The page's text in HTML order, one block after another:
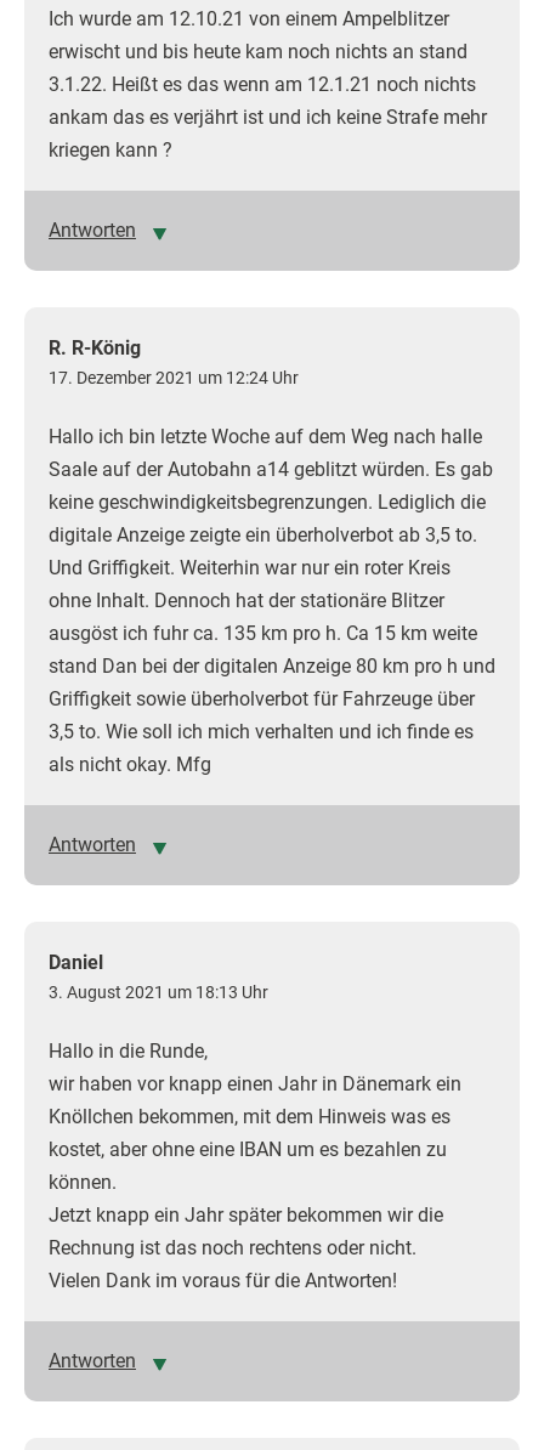
Ich wurde am 12.10.21 von einem Ampelblitzer
erwischt und bis heute kam noch nichts an stand
3.1.22. Heißt es das wenn am 12.1.21 noch nichts
ankam das es verjährt ist und ich keine Strafe mehr
kriegen kann ?
Antworten
R. R-König
17. Dezember 2021 um 12:24 Uhr
Hallo ich bin letzte Woche auf dem Weg nach halle
Saale auf der Autobahn a14 geblitzt würden. Es gab
keine geschwindigkeitsbegrenzungen. Lediglich die
digitale Anzeige zeigte ein überholverbot ab 3,5 to.
Und Griffigkeit. Weiterhin war nur ein roter Kreis
ohne Inhalt. Dennoch hat der stationäre Blitzer
ausgöst ich fuhr ca. 135 km pro h. Ca 15 km weite
stand Dan bei der digitalen Anzeige 80 km pro h und
Griffigkeit sowie überholverbot für Fahrzeuge über
3,5 to. Wie soll ich mich verhalten und ich finde es
als nicht okay. Mfg
Antworten
Daniel
3. August 2021 um 18:13 Uhr
Hallo in die Runde,
wir haben vor knapp einen Jahr in Dänemark ein
Knöllchen bekommen, mit dem Hinweis was es
kostet, aber ohne eine IBAN um es bezahlen zu
können.
Jetzt knapp ein Jahr später bekommen wir die
Rechnung ist das noch rechtens oder nicht.
Vielen Dank im voraus für die Antworten!
Antworten